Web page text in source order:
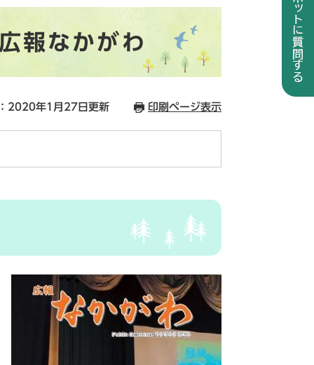
報なかがわ
2020年1月27日更新 印刷ページ表示